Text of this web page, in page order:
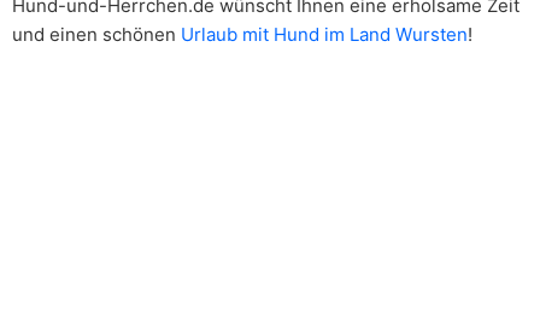
Hund-und-Herrchen.de wünscht Ihnen eine erholsame Zeit
und einen schönen Urlaub mit Hund im Land Wursten!